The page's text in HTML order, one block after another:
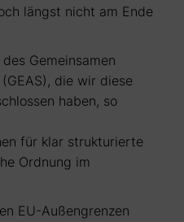
längst nicht am Ende
Gemeinsamen
die wir diese
haben, so
für klar strukturierte
Ordnung im
EU-Außengrenzen